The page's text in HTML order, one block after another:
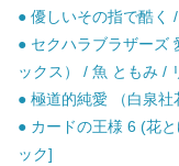
● 優しいその指で酷く
● セクハラブラザーズ
ックス） / 魚 ともみ /
● 極道的純愛 （白泉
● カードの王様 6 (花
ック]